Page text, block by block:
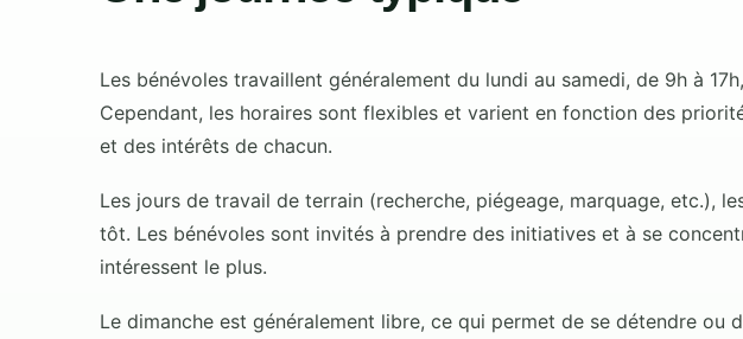
Les bénévoles travaillent généralement du lundi au samedi, de 9h à
Cependant, les horaires sont flexibles et varient en fonction des
et des intérêts de chacun.
Les jours de travail de terrain (recherche, piégeage, marquage, etc.),
tôt. Les bénévoles sont invités à prendre des initiatives et à se
intéressent le plus.
Le dimanche est généralement libre, ce qui permet de se détendre ou